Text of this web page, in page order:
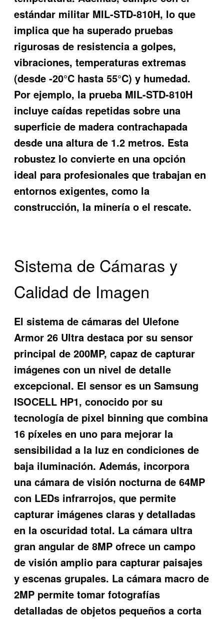
estándar militar MIL-STD-810H, lo que
implica que ha superado pruebas
rigurosas de resistencia a golpes,
vibraciones, temperaturas extremas
(desde -20°C hasta 55°C) y humedad.
Por ejemplo, la prueba MIL-STD-810H
incluye caídas repetidas sobre una
superficie de madera contrachapada
desde una altura de 1.2 metros. Esta
robustez lo convierte en una opción
ideal para profesionales que trabajan en
entornos exigentes, como la
construcción, la minería o el rescate.
Sistema de Cámaras y
Calidad de Imagen
El sistema de cámaras del Ulefone
Armor 26 Ultra destaca por su sensor
principal de 200MP, capaz de capturar
imágenes con un nivel de detalle
excepcional. El sensor es un Samsung
ISOCELL HP1, conocido por su
tecnología de pixel binning que combina
16 píxeles en uno para mejorar la
sensibilidad a la luz en condiciones de
baja iluminación. Además, incorpora
una cámara de visión nocturna de 64MP
con LEDs infrarrojos, que permite
capturar imágenes claras y detalladas
en la oscuridad total. La cámara ultra
gran angular de 8MP ofrece un campo
de visión amplio para capturar paisajes
y escenas grupales. La cámara macro de
2MP permite tomar fotografías
detalladas de objetos pequeños a corta